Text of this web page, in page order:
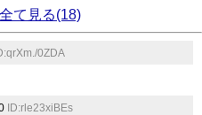
て見る(18)
0ZDA
ID:rle23xiBEs